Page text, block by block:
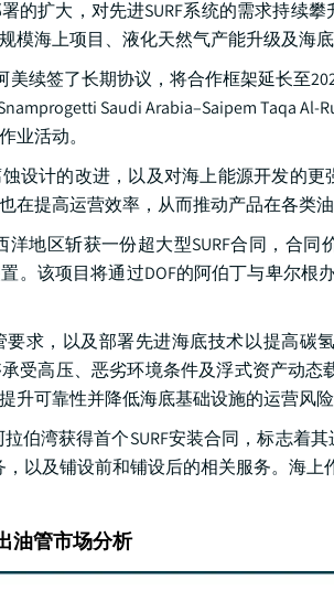
的扩大，对先进SURF系统的需求持续
模海上项目、液化天然气产能升级及海
美续签了长期协议，将合作框架延长至
Saudi Arabia–Saipem Taqa
业活动。
设计的改进，以及对海上能源开发的
在提高运营效率，从而推动产品在各类
洋地区斩获一份超大型SURF合同，合
。该项目将通过DOF的阿伯丁与卑尔根
求，以及部署先进海底技术以提高碳
受高压、恶劣环境条件及浮式资产动态
升可靠性并降低海底基础设施的运营风险
拉伯湾获得首个SURF安装合同，标志
以及铺设前和铺设后的相关服务。海上
油管市场分析